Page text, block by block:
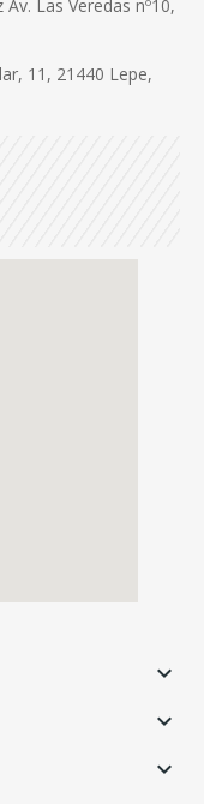
Las Veredas nº10,
11, 21440 Lepe,


